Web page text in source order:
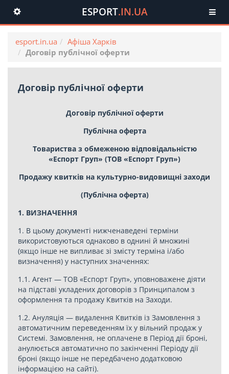
Toggle
navigation
ESPORT.IN.UA
esport.in.ua
Афіша Харків
Договір публічної оферти
Договір публічної оферти
Договір публічної оферти
Публічна оферта
Товариства з обмеженою відповідальністю
«Еспорт Груп» (ТОВ «Еспорт Груп»)
Продажу квитків на культурно-видовищні заходи
(Публічна оферта)
1. ВИЗНАЧЕННЯ
1. В цьому документі нижченаведені терміни
використовуються однаково в однині й множині
(якщо інше не випливає зі змісту терміна і/або
визначення) у наступних значеннях:
1.1. Агент — ТОВ «Еспорт Груп», уповноважене діяти
на підставі укладених договорів з Принципалом з
оформлення та продажу Квитків на Заходи.
1.2. Ануляція — видалення Квитків із Замовлення з
автоматичним переведенням їх у вільний продаж у
Системі. Замовлення, не оплачене в Період дії броні,
анулюється автоматично по закінченні Періоду дії
броні (якщо інше не передбачено додатковою
інформацією на сайті).